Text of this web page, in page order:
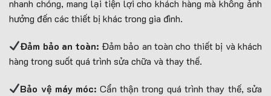
nhanh chóng, mang lại tiện lợi cho khách hàng mà không ảnh
hưởng đến các thiết bị khác trong gia đình.
Đảm bảo an toàn: Đảm bảo an toàn cho thiết bị và khách
hàng trong suốt quá trình sửa chữa và thay thế.
Bảo vệ máy móc: Cẩn thận trong quá trình thay thế, sửa